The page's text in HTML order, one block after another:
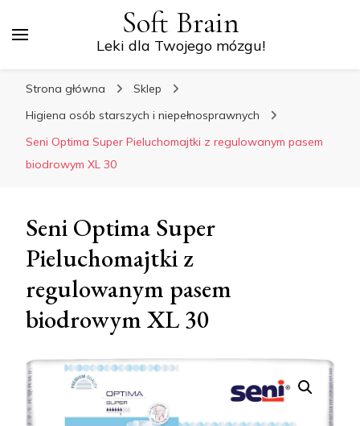
Soft Brain
Leki dla Twojego mózgu!
Strona główna
Sklep
Higiena osób starszych i niepełnosprawnych
Seni Optima Super Pieluchomajtki z regulowanym pasem
biodrowym XL 30
Seni Optima Super
Pieluchomajtki z
regulowanym pasem
biodrowym XL 30